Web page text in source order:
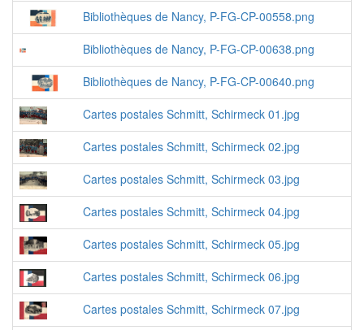
Bibliothèques de Nancy, P-FG-CP-00558.png
Bibliothèques de Nancy, P-FG-CP-00638.png
Bibliothèques de Nancy, P-FG-CP-00640.png
Cartes postales Schmitt, Schirmeck 01.jpg
Cartes postales Schmitt, Schirmeck 02.jpg
Cartes postales Schmitt, Schirmeck 03.jpg
Cartes postales Schmitt, Schirmeck 04.jpg
Cartes postales Schmitt, Schirmeck 05.jpg
Cartes postales Schmitt, Schirmeck 06.jpg
Cartes postales Schmitt, Schirmeck 07.jpg